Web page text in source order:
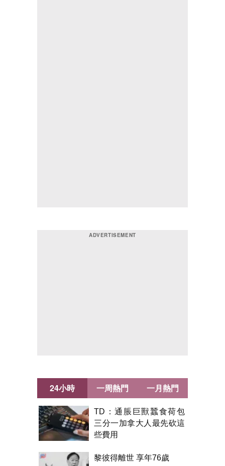
24小時
TD：通脹巨獸蠶食荷包
三分一加拿大人最先砍這
些費用
黎彼得離世 享年76歲
一周熱門 一月熱門